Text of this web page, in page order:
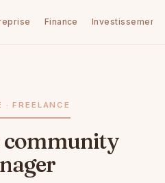
Finance Investissement
· FREELANCE